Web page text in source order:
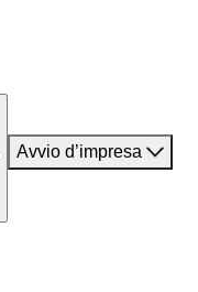
Avvio d’impresa